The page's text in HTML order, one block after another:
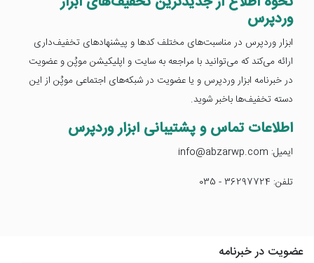
وردپرس
ابزار وردپرس در مناسبت‌های مختلف کدها و پیشنهادهای تخفیف‌داری
ارائه می‌کند که می‌توانید با مراجعه به سایت و اپلیکیشن موپُن و عضویت
در خبرنامه ابزار وردپرس و یا عضویت در شبکه‌های اجتماعی موپُن از این
دسته تخفیف‌ها باخبر شوید.
اطلاعات تماس و پشتیبانی ابزار وردپرس
ایمیل: info@abzarwp.com
تلفن: 36297724 - 035
عضویت در خبرنامه